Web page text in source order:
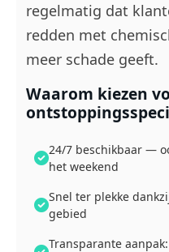
regelmatig dat
redden met
meer schade geeft.
Waarom kiezen
24/7 beschikbaar —
het weekend
Snel ter plekke
gebied
Transparante